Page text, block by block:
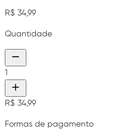
R$ 34,99
Quantidade
1
R$ 34,99
Formas de pagamento